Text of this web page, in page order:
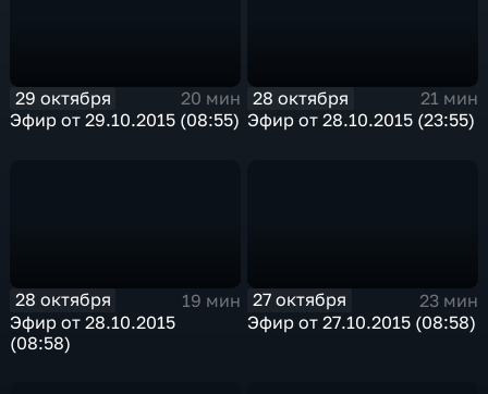
29 октября
20 мин
Эфир от 29.10.2015 (08:55)
28 октября
21 мин
Эфир от 28.10.2015 (23:55)
28 октября
19 мин
Эфир от 28.10.2015
(08:58)
27 октября
23 мин
Эфир от 27.10.2015 (08:58)